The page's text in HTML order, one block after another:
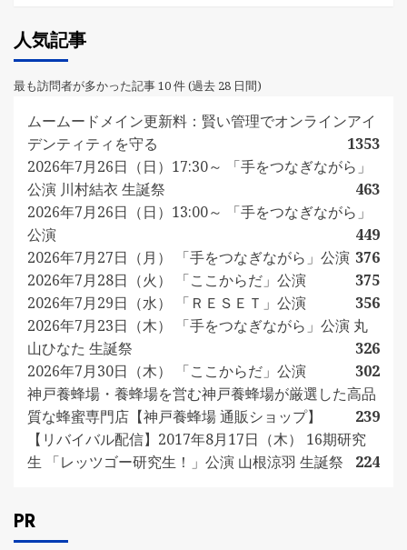
人気記事
最も訪問者が多かった記事 10 件 (過去 28 日間)
ムームードメイン更新料：賢い管理でオンラインアイ
デンティティを守る
1353
2026年7月26日（日）17:30～ 「手をつなぎながら」
公演 川村結衣 生誕祭
463
2026年7月26日（日）13:00～ 「手をつなぎながら」
公演
449
2026年7月27日（月） 「手をつなぎながら」公演 376
2026年7月28日（火） 「ここからだ」公演
375
2026年7月29日（水） 「ＲＥＳＥＴ」公演
356
2026年7月23日（木） 「手をつなぎながら」公演 丸
山ひなた 生誕祭
326
2026年7月30日（木） 「ここからだ」公演
302
神戸養蜂場・養蜂場を営む神戸養蜂場が厳選した高品
質な蜂蜜専門店【神戸養蜂場 通販ショップ】
239
【リバイバル配信】2017年8月17日（木） 16期研究
生 「レッツゴー研究生！」公演 山根涼羽 生誕祭
224
PR